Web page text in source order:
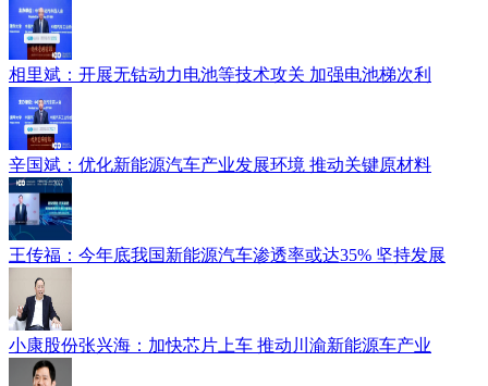
相里斌：开展无钴动力电池等技术攻关 加强电池梯次利
辛国斌：优化新能源汽车产业发展环境 推动关键原材料
王传福：今年底我国新能源汽车渗透率或达35% 坚持发展
小康股份张兴海：加快芯片上车 推动川渝新能源车产业